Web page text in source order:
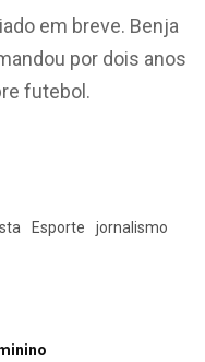
em breve. Benja
por dois anos
futebol.
Esporte
jornalismo